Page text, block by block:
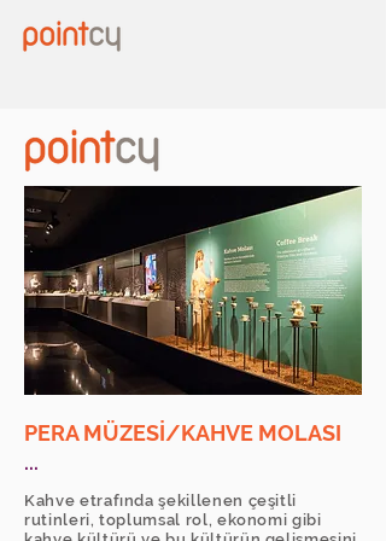
PERA MÜZESİ/KAHVE MOLASI
...
Kahve etrafında şekillenen çeşitli
rutinleri, toplumsal rol, ekonomi gibi